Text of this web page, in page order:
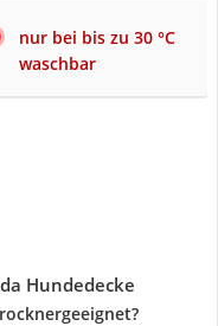
nur bei bis zu 30 °C
waschbar
Hundedecke